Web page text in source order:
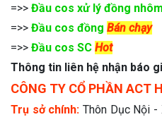
=>> Đầu cos xử lý đồng nhôm
=>> Đầu cos đồng Bán chạy
=>> Đầu cos SC Hot
Thông tin liên hệ nhận báo
CÔNG TY CỔ PHẦN ACT
Trụ sở chính: Thôn Dục Nội -